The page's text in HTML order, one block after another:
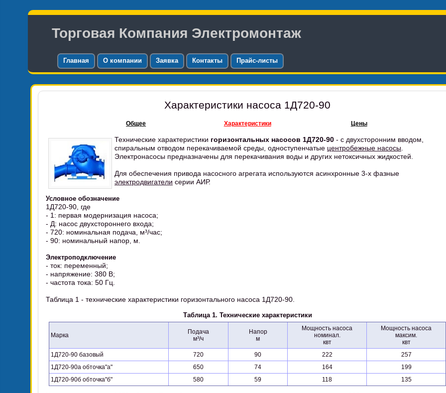
Торговая Компания Электромонтаж
Главная О компании Заявка Контакты Прайс-листы
Характеристики насоса 1Д720-90
Общее Характеристики Цены
Технические характеристики горизонтальных насосов 1Д720-90 - с двухсторонним вводом,
спиральным отводом перекачиваемой среды, одноступенчатые центробежные насосы
Электронасосы предназначены для перекачивания воды и других нетоксичных жидкостей.
Для обеспечения привода насосного агрегата используются асинхронные 3-х фазные
электродвигатели серии АИР.
Условное обозначение
1Д720-90, где
- 1: первая модернизация насоса;
- Д: насос двухстороннего входа;
- 720: номинальная подача, м³/час;
- 90: номинальный напор, м.
Электроподключение
- ток: переменный;
- напряжение: 380 В;
- частота тока: 50 Гц.
Таблица 1 - технические характеристики горизонтального насоса 1Д720-90.
Таблица 1. Технические характеристики
Марка
Подача
м³/ч
Напор
м
Мощность насоса
номинал.
квт
Мощность насоса
максим.
квт
1Д720-90 базовый
720 90 222
257
1Д720-90а обточка"а"
650 74 164
199
1Д720-90б обточка"б"
580 59 118 135